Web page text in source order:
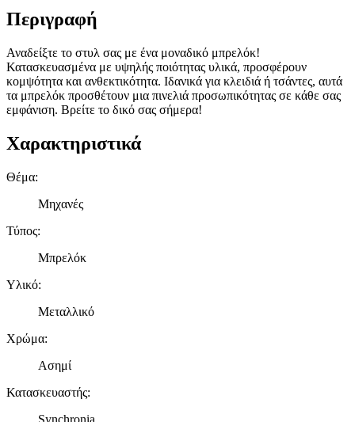
Περιγραφή
Αναδείξτε το στυλ σας με ένα μοναδικό μπρελόκ!
Κατασκευασμένα με υψηλής ποιότητας υλικά, προσφέρουν
κομψότητα και ανθεκτικότητα. Ιδανικά για κλειδιά ή τσάντες, αυτά
τα μπρελόκ προσθέτουν μια πινελιά προσωπικότητας σε κάθε σας
εμφάνιση. Βρείτε το δικό σας σήμερα!
Χαρακτηριστικά
Θέμα:
Μηχανές
Τύπος:
Μπρελόκ
Υλικό:
Μεταλλικό
Χρώμα:
Ασημί
Κατασκευαστής:
Synchronia